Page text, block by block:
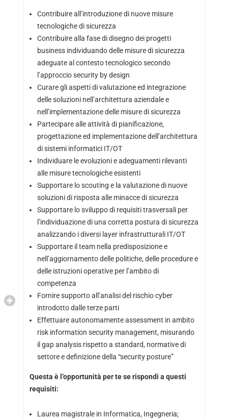
Contribuire all’introduzione di nuove misure
tecnologiche di sicurezza
Contribuire alla fase di disegno dei progetti
business individuando delle misure di sicurezza
adeguate al contesto tecnologico secondo
l’approccio security by design
Curare gli aspetti di valutazione ed integrazione
delle soluzioni nell’architettura aziendale e
nell’implementazione delle misure di sicurezza
Partecipare alle attività di pianificazione,
progettazione ed implementazione dell’architettura
di sistemi informatici IT/OT
Individuare le evoluzioni e adeguamenti rilevanti
alle misure tecnologiche esistenti
Supportare lo scouting e la valutazione di nuove
soluzioni di risposta alle minacce di sicurezza
Supportare lo sviluppo di requisiti trasversali per
l’individuazione di una corretta postura di sicurezza
analizzando i diversi layer infrastrutturali IT/OT
Supportare il team nella predisposizione e
nell’aggiornamento delle politiche, delle procedure e
delle istruzioni operative per l’ambito di
competenza
Fornire supporto all’analisi del rischio cyber
introdotto dalle terze parti
Effettuare autonomamente assessment in ambito
risk information security management, misurando
il gap analysis rispetto a standard, normative di
settore e definizione della “security posture”
Questa è l’opportunità per te se rispondi a questi
requisiti:
Laurea magistrale in Informatica, Ingegneria;